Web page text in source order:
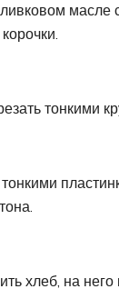
масле
тонкими
хлеб, на